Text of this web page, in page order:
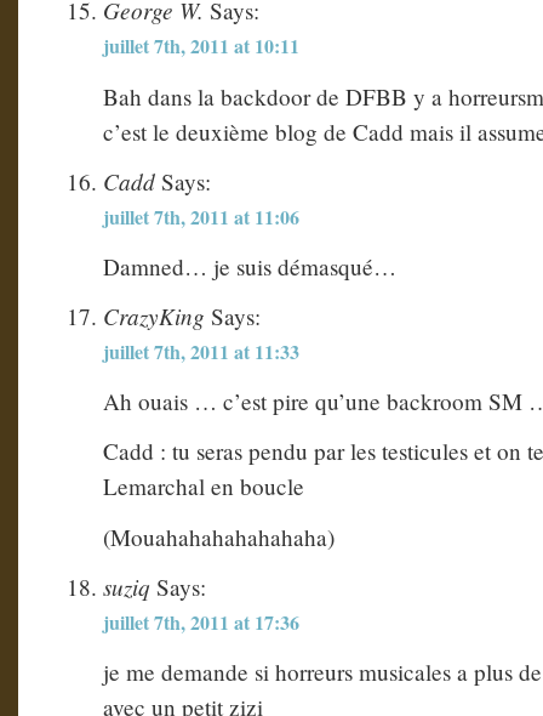
George W. Says:
juillet 7th, 2011 at 10:11
Bah dans la backdoor de DFBB y a
c’est le deuxième blog de Cadd mais il
Cadd Says:
juillet 7th, 2011 at 11:06
Damned… je suis démasqué…
CrazyKing Says:
juillet 7th, 2011 at 11:33
Ah ouais … c’est pire qu’une backroom SM
Cadd : tu seras pendu par les testicules et on
Lemarchal en boucle
(Mouahahahahahahaha)
suziq Says:
juillet 7th, 2011 at 17:36
je me demande si horreurs musicales a plus
avec un petit zizi